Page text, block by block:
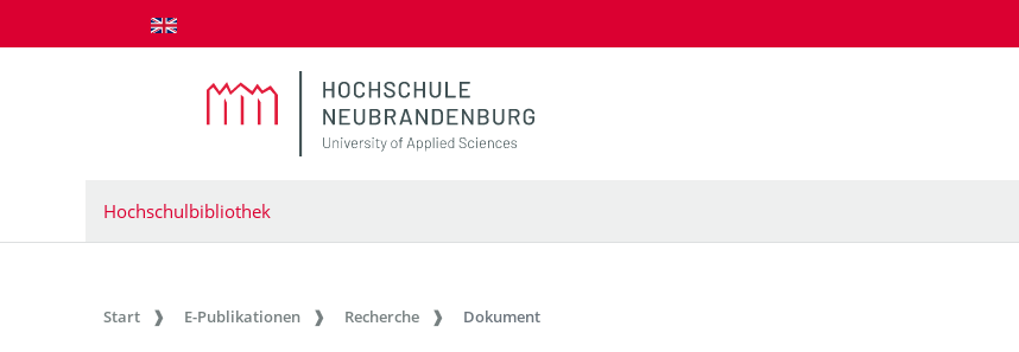
zum Inhalt springen
Hochschulbibliothek
Start E-Publikationen Recherche Dokument